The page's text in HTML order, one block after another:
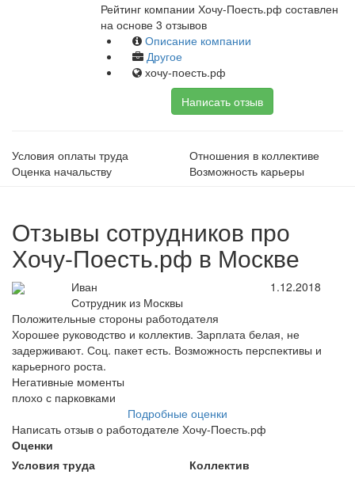
Рейтинг компании Хочу-Поесть.рф составлен
на основе 3 отзывов
Описание компании
Другое
хочу-поесть.рф
Написать отзыв
Условия оплаты труда
Отношения в коллективе
Оценка начальству
Возможность карьеры
Отзывы сотрудников про
Хочу-Поесть.рф в Москве
Иван
Сотрудник из Москвы
1.12.2018
Положительные стороны работодателя
Хорошее руководство и коллектив. Зарплата белая, не
задерживают. Соц. пакет есть. Возможность перспективы и
карьерного роста.
Негативные моменты
плохо с парковками
Подробные оценки
Написать отзыв о работодателе Хочу-Поесть.рф
Оценки
Условия труда
Коллектив